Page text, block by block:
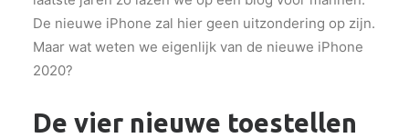
De nieuwe iPhone zal hier geen uitzondering op zijn.
Maar wat weten we eigenlijk van de nieuwe iPhone
2020?
De vier nieuwe toestellen